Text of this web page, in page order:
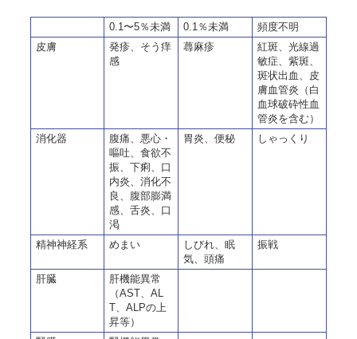
0.1〜5％未満 0.1％未満
頻度不明
皮膚
発疹、そう痒
感
蕁麻疹
紅斑、光線過
敏症、紫斑、
斑状出血、皮
膚血管炎（白
血球破砕性血
管炎を含む）
消化器
腹痛、悪心・
嘔吐、食欲不
振、下痢、口
内炎、消化不
良、腹部膨満
感、舌炎、口
渇
胃炎、便秘 しゃっくり
精神神経系 めまい
しびれ、眠
気、頭痛
振戦
肝臓
肝機能異常
（AST、AL
T、ALPの上
昇等）